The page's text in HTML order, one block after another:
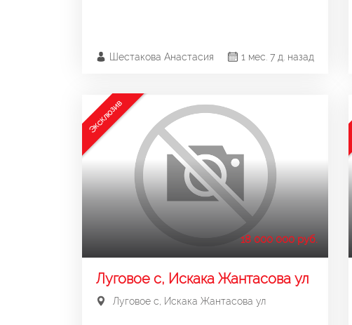
1 мес. 7 д. назад
Шестакова Анастасия
Эксклюзив
18 000 000 руб.
Луговое с, Искака Жантасова ул
Луговое с, Искака Жантасова ул